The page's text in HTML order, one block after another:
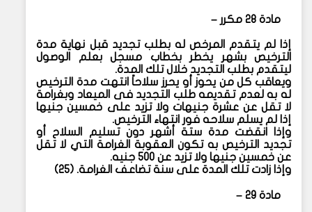
مادة ٢٨ مكرر –
إذا لم يتقدم المرخص له بطلب تجديد قبل نهاية مدة
الترخيص بشهر يخطر بخطاب مسجل بعلم الوصول
ليتقدم بطلب التجديد خلال تلك المدة.
ويعاقب كل من يحوز أو يحرز سلاحاً انتهت مدة الترخيص
له به لعدم تقديمه طلب التجديد فى الميعاد وبغرامة
لا تقل عن عشرة جنيهات ولا تزيد على خمسين جنيها
إذا لم يسلم سلاحه فور انتهاء الترخيص.
وإذا انقضت مدة ستة أشهر دون تسليم السلاح أو
تجديد الترخيص به تكون العقوبة الغرامة التي لا تقل
عن خمسين جنيها ولا تزيد عن ٥٠٠ جنيه.
وإذا زادت تلك المدة على سنة تضاعف الغرامة. (٢٥)
مادة ٢٩ –